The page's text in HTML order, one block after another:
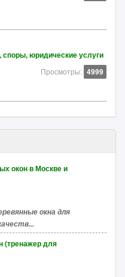
юридические услуги
Просмотры: 4999
окон в Москве и
окна для
(тренажер для